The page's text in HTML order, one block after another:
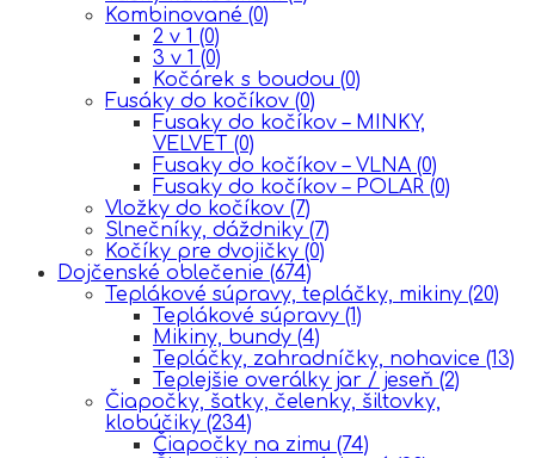
Kombinované (0)
2 v 1 (0)
3 v 1 (0)
Kočárek s boudou (0)
Fusáky do kočíkov (0)
Fusaky do kočíkov – MINKY,
VELVET (0)
Fusaky do kočíkov – VLNA (0)
Fusaky do kočíkov – POLAR (0)
Vložky do kočíkov (7)
Slnečníky, dáždniky (7)
Kočíky pre dvojičky (0)
Dojčenské oblečenie (674)
Teplákové súpravy, tepláčky, mikiny (20)
Teplákové súpravy (1)
Mikiny, bundy (4)
Tepláčky, zahradníčky, nohavice (13)
Teplejšie overálky jar / jeseň (2)
Čiapočky, šatky, čelenky, šiltovky,
klobúčiky (234)
Čiapočky na zimu (74)